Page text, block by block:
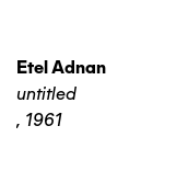
Etel Adnan
untitled
, 1961